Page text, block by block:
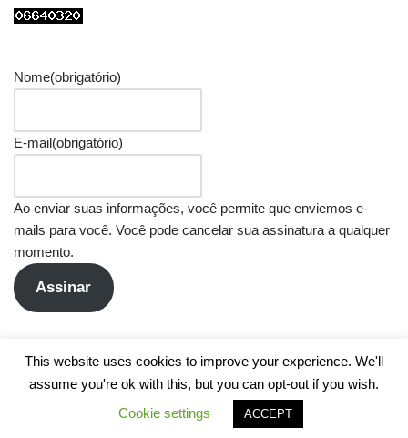
Nome(obrigatório)
E-mail(obrigatório)
Ao enviar suas informações, você permite que enviemos e-
mails para você. Você pode cancelar sua assinatura a qualquer
momento.
Assinar
This website uses cookies to improve your experience. We'll
assume you're ok with this, but you can opt-out if you wish.
Cookie settings
ACCEPT